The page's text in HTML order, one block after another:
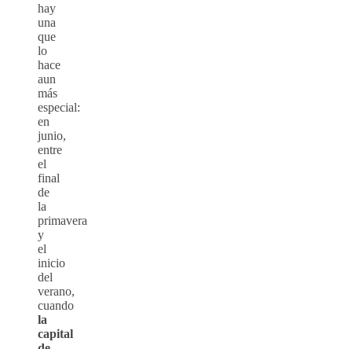
hay
una
que
lo
hace
aun
más
especial:
en
junio,
entre
el
final
de
la
primavera
y
el
inicio
del
verano,
cuando
la
capital